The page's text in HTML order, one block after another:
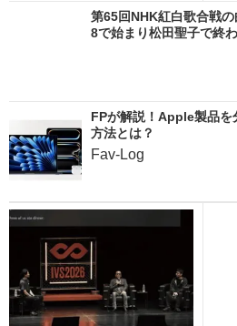
第65回NHK紅白歌合戦
8で始まり松田聖子で終
FPが解説！Apple製品を
方法とは？
Fav-Log